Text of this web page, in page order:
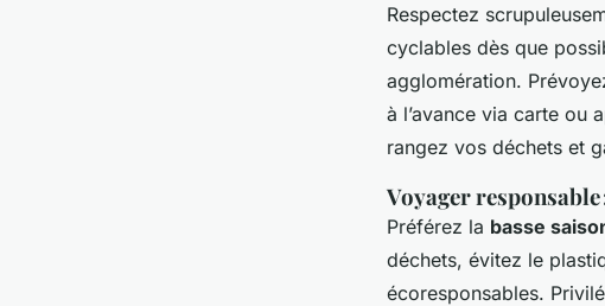
Respectez
cyclables dès que
agglomération.
à l’avance via carte ou
rangez vos déchets et
Voyager
Préférez la basse
déchets, évitez le
écoresponsables.